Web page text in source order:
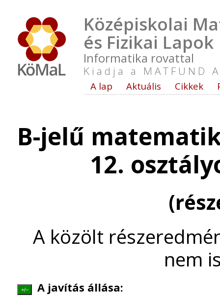
Középiskolai
és Fizikai Lapok
Informatika rovattal
Kiadja a MATFUND
A lap Aktuális Cikkek
B-jelű
12.
A közölt
nem
+/– A javítás állása: